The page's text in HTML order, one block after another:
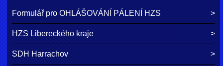
Formulář pro OHLÁŠOVÁNÍ PÁLENÍ HZS
HZS Libereckého kraje
SDH Harrachov